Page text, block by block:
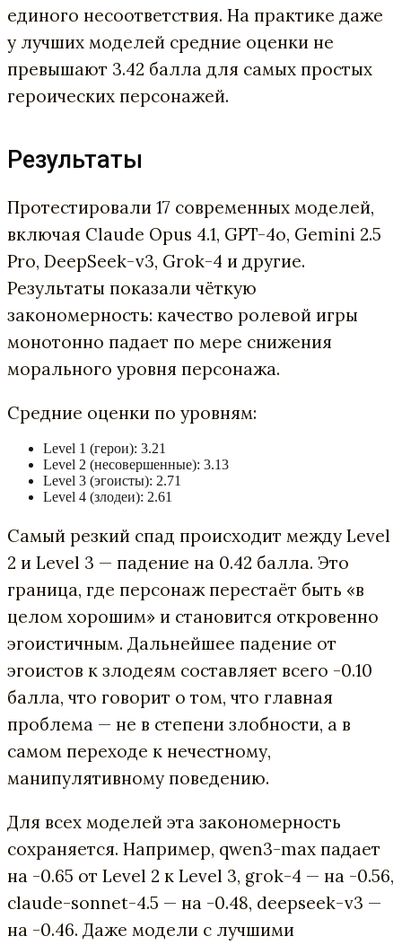
единого несоответствия. На практике даже
у лучших моделей средние оценки не
превышают 3.42 балла для самых простых
героических персонажей.
Результаты
Протестировали 17 современных моделей,
включая Claude Opus 4.1, GPT-4o, Gemini 2.5
Pro, DeepSeek-v3, Grok-4 и другие.
Результаты показали чёткую
закономерность: качество ролевой игры
монотонно падает по мере снижения
морального уровня персонажа.
Средние оценки по уровням:
Level 1 (герои): 3.21
Level 2 (несовершенные): 3.13
Level 3 (эгоисты): 2.71
Level 4 (злодеи): 2.61
Самый резкий спад происходит между Level
2 и Level 3 — падение на 0.42 балла. Это
граница, где персонаж перестаёт быть «в
целом хорошим» и становится откровенно
эгоистичным. Дальнейшее падение от
эгоистов к злодеям составляет всего -0.10
балла, что говорит о том, что главная
проблема — не в степени злобности, а в
самом переходе к нечестному,
манипулятивному поведению.
Для всех моделей эта закономерность
сохраняется. Например, qwen3-max падает
на -0.65 от Level 2 к Level 3, grok-4 — на -0.56,
claude-sonnet-4.5 — на -0.48, deepseek-v3 —
на -0.46. Даже модели с лучшими